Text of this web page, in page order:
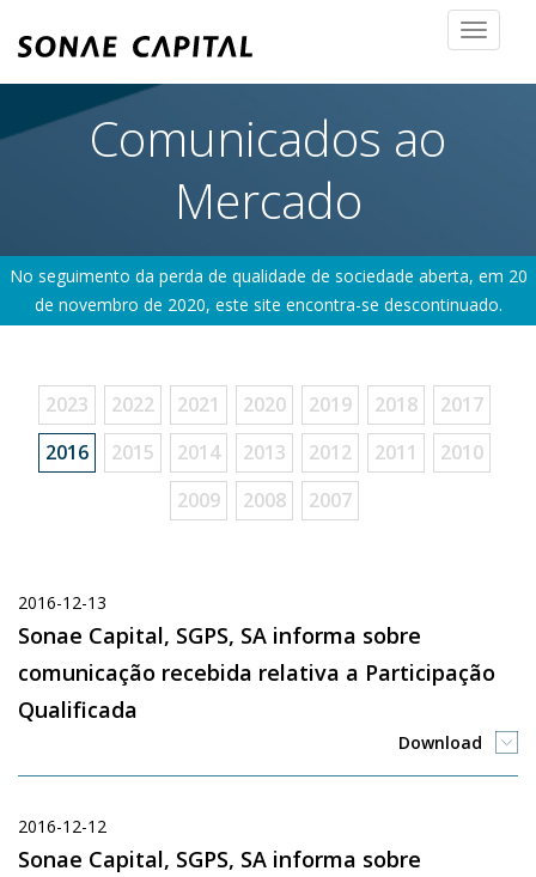
Toggle
Comunicados ao
Mercado
No seguimento da perda de qualidade de sociedade aberta, em 20
de novembro de 2020, este site encontra-se descontinuado.
2023 2022 2021 2020 2019 2018
2017
2016
2015 2014 2013 2012 2011
2010
2009
2008 2007
2016-12-13
Sonae Capital, SGPS, SA informa sobre
comunicação recebida relativa a Participação
Qualificada
Download
2016-12-12
Sonae Capital, SGPS, SA informa sobre